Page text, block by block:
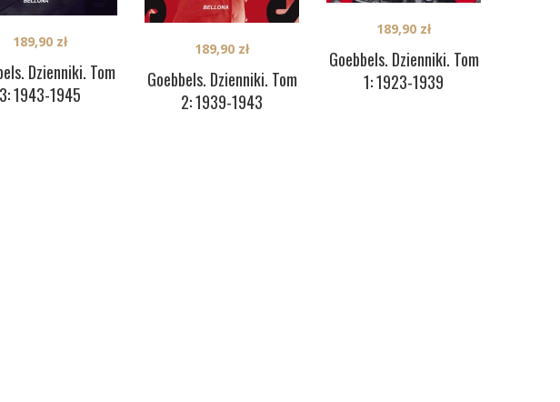
Dzienniki. Tom
3: 1943-1945
189,90 zł
Goebbels. Dzienniki. Tom
2: 1939-1943
189,90 zł
Goebbels. Dzienniki. Tom
1: 1923-1939
189,90 zł